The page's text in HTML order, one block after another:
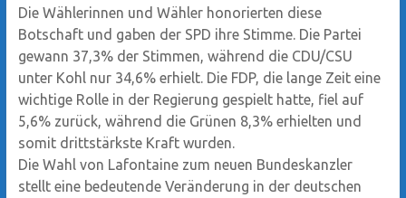
Die Wählerinnen und Wähler honorierten diese
Botschaft und gaben der SPD ihre Stimme. Die Partei
gewann 37,3% der Stimmen, während die CDU/CSU
unter Kohl nur 34,6% erhielt. Die FDP, die lange Zeit eine
wichtige Rolle in der Regierung gespielt hatte, fiel auf
5,6% zurück, während die Grünen 8,3% erhielten und
somit drittstärkste Kraft wurden.
Die Wahl von Lafontaine zum neuen Bundeskanzler
stellt eine bedeutende Veränderung in der deutschen